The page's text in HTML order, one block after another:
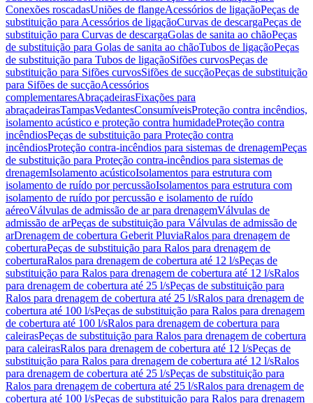
Conexões roscadasUniões de flangeAcessórios de ligaçãoPeças de
substituição para Acessórios de ligaçãoCurvas de descargaPeças de
substituição para Curvas de descargaGolas de sanita ao chãoPeças
de substituição para Golas de sanita ao chãoTubos de ligaçãoPeças
de substituição para Tubos de ligaçãoSifões curvosPeças de
substituição para Sifões curvosSifões de sucçãoPeças de substituição
para Sifões de sucçãoAcessórios
complementaresAbraçadeirasFixações para
abraçadeirasTampasVedantesConsumíveisProteção contra incêndios,
isolamento acústico e proteção contra humidadeProteção contra
incêndiosPeças de substituição para Proteção contra
incêndiosProteção contra-incêndios para sistemas de drenagemPeças
de substituição para Proteção contra-incêndios para sistemas de
drenagemIsolamento acústicoIsolamentos para estrutura com
isolamento de ruído por percussãoIsolamentos para estrutura com
isolamento de ruído por percussão e isolamento de ruído
aéreoVálvulas de admissão de ar para drenagemVálvulas de
admissão de arPeças de substituição para Válvulas de admissão de
arDrenagem de cobertura Geberit PluviaRalos para drenagem de
coberturaPeças de substituição para Ralos para drenagem de
coberturaRalos para drenagem de cobertura até 12 l/sPeças de
substituição para Ralos para drenagem de cobertura até 12 l/sRalos
para drenagem de cobertura até 25 l/sPeças de substituição para
Ralos para drenagem de cobertura até 25 l/sRalos para drenagem de
cobertura até 100 l/sPeças de substituição para Ralos para drenagem
de cobertura até 100 l/sRalos para drenagem de cobertura para
caleirasPeças de substituição para Ralos para drenagem de cobertura
para caleirasRalos para drenagem de cobertura até 12 l/sPeças de
substituição para Ralos para drenagem de cobertura até 12 l/sRalos
para drenagem de cobertura até 25 l/sPeças de substituição para
Ralos para drenagem de cobertura até 25 l/sRalos para drenagem de
cobertura até 100 l/sPeças de substituição para Ralos para drenagem